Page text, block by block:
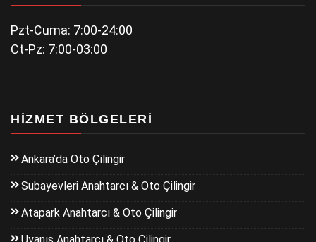
Pzt-Cuma: 7:00-24:00
Ct-Pz: 7:00-03:00
HIZMET BÖLGELERI
Ankara’da Oto Çilingir
Subayevleri Anahtarcı & Oto Çilingir
Atapark Anahtarcı & Oto Çilingir